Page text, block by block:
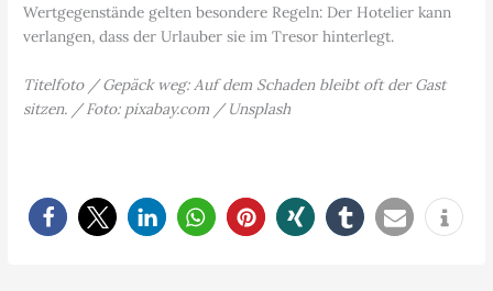
Wertgegenstände gelten besondere Regeln: Der Hotelier kann
verlangen, dass der Urlauber sie im Tresor hinterlegt.
Titelfoto / Gepäck weg: Auf dem Schaden bleibt oft der Gast
sitzen. / Foto: pixabay.com / Unsplash